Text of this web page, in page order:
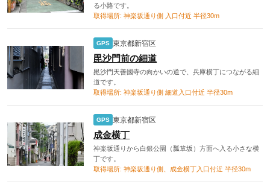
る小路です。
取得場所: 神楽坂通り側 入口付近 半径30m
GPS 東京都新宿区
毘沙門前の細道
毘沙門天善國寺の向かいの道で、兵庫横丁につながる細
道です。
取得場所: 神楽坂通り側 細道入口付近 半径30m
GPS 東京都新宿区
成金横丁
神楽坂通りから白銀公園（瓢箪坂）方面へ入る小さな横
丁です。
取得場所: 神楽坂通り側、成金横丁入口付近 半径30m